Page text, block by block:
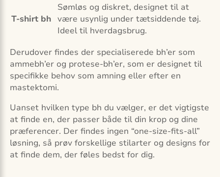
T-shirt bh
Sømløs og diskret, designet til at
være usynlig under tætsiddende tøj.
Ideel til hverdagsbrug.
Derudover findes der specialiserede bh’er som
ammebh’er og protese-bh’er, som er designet til
specifikke behov som amning eller efter en
mastektomi.
Uanset hvilken type bh du vælger, er det vigtigste
at finde en, der passer både til din krop og dine
præferencer. Der findes ingen “one-size-fits-all”
løsning, så prøv forskellige stilarter og designs for
at finde dem, der føles bedst for dig.